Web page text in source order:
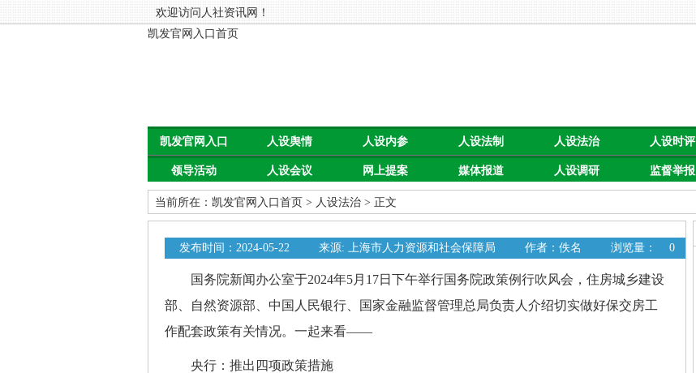
欢迎访问人社资讯网！
凯发官网入口首页
凯发官网入口
首页
人设舆情 人设内参 人设法制 人设法治 人设时评
领导活动 人设会议 网上提案 媒体报道 人设调研 监督举报
当前所在： 凯发官网入口首页 > 人设法治 > 正文
发布时间：2024-05-22 来源: 上海市人力资源和社会保障局 作者：佚名 浏览量： 0
国务院新闻办公室于2024年5月17日下午举行国务院政策例行吹风会，住房城乡建设
部、自然资源部、中国人民银行、国家金融监督管理总局负责人介绍切实做好保交房工
作配套政策有关情况。一起来看——
央行：推出四项政策措施